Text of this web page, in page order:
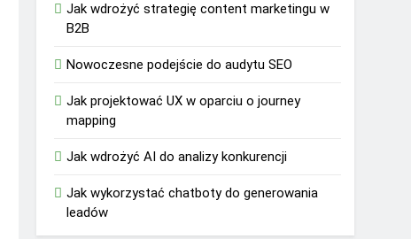
Jak wdrożyć strategię content marketingu w
B2B
Nowoczesne podejście do audytu SEO
Jak projektować UX w oparciu o journey
mapping
Jak wdrożyć AI do analizy konkurencji
Jak wykorzystać chatboty do generowania
leadów